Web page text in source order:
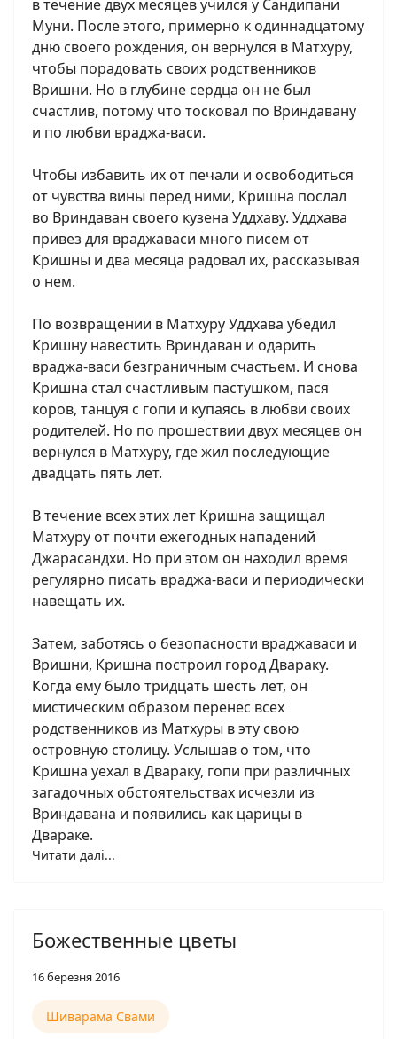
в течение двух месяцев учился у Сандипани
Муни. После этого, примерно к одиннадцатому
дню своего рождения, он вернулся в Матхуру,
чтобы порадовать своих родственников
Вришни. Но в глубине сердца он не был
счастлив, потому что тосковал по Вриндавану
и по любви враджа-васи.
Чтобы избавить их от печали и освободиться
от чувства вины перед ними, Кришна послал
во Вриндаван своего кузена Уддхаву. Уддхава
привез для враджаваси много писем от
Кришны и два месяца радовал их, рассказывая
о нем.
По возвращении в Матхуру Уддхава убедил
Кришну навестить Вриндаван и одарить
враджа-васи безграничным счастьем. И снова
Кришна стал счастливым пастушком, пася
коров, танцуя с гопи и купаясь в любви своих
родителей. Но по прошествии двух месяцев он
вернулся в Матхуру, где жил последующие
двадцать пять лет.
В течение всех этих лет Кришна защищал
Матхуру от почти ежегодных нападений
Джарасандхи. Но при этом он находил время
регулярно писать враджа-васи и периодически
навещать их.
Затем, заботясь о безопасности враджаваси и
Вришни, Кришна построил город Двараку.
Когда ему было тридцать шесть лет, он
мистическим образом перенес всех
родственников из Матхуры в эту свою
островную столицу. Услышав о том, что
Кришна уехал в Двараку, гопи при различных
загадочных обстоятельствах исчезли из
Вриндавана и появились как царицы в
Двараке.
Читати далі...
Божественные цветы
16 березня 2016
Шиварама Свами